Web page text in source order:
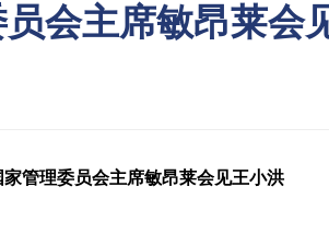
会主席敏昂莱会
家管理委员会主席敏昂莱会见王小洪